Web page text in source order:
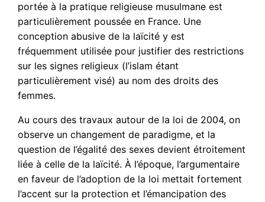
portée à la pratique religieuse musulmane est
particulièrement poussée en France. Une
conception abusive de la laïcité y est
fréquemment utilisée pour justifier des restrictions
sur les signes religieux (l’islam étant
particulièrement visé) au nom des droits des
femmes.
Au cours des travaux autour de la loi de 2004, on
observe un changement de paradigme, et la
question de l’égalité des sexes devient étroitement
liée à celle de la laïcité. À l’époque, l’argumentaire
en faveur de l’adoption de la loi mettait fortement
l’accent sur la protection et l’émancipation des